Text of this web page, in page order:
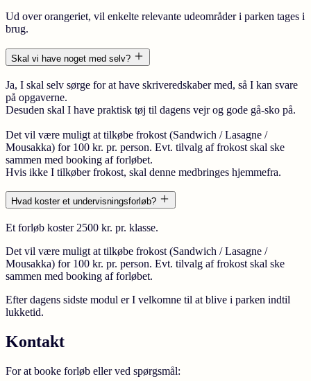
Ud over orangeriet, vil enkelte relevante udeområder i parken tages i
brug.
Skal vi have noget med selv?
Ja, I skal selv sørge for at have skriveredskaber med, så I kan svare
på opgaverne.
Desuden skal I have praktisk tøj til dagens vejr og gode gå-sko på.
Det vil være muligt at tilkøbe frokost (Sandwich / Lasagne /
Mousakka) for 100 kr. pr. person. Evt. tilvalg af frokost skal ske
sammen med booking af forløbet.
Hvis ikke I tilkøber frokost, skal denne medbringes hjemmefra.
Hvad koster et undervisningsforløb?
Et forløb koster 2500 kr. pr. klasse.
Det vil være muligt at tilkøbe frokost (Sandwich / Lasagne /
Mousakka) for 100 kr. pr. person. Evt. tilvalg af frokost skal ske
sammen med booking af forløbet.
Efter dagens sidste modul er I velkomne til at blive i parken indtil
lukketid.
Kontakt
For at booke forløb eller ved spørgsmål: